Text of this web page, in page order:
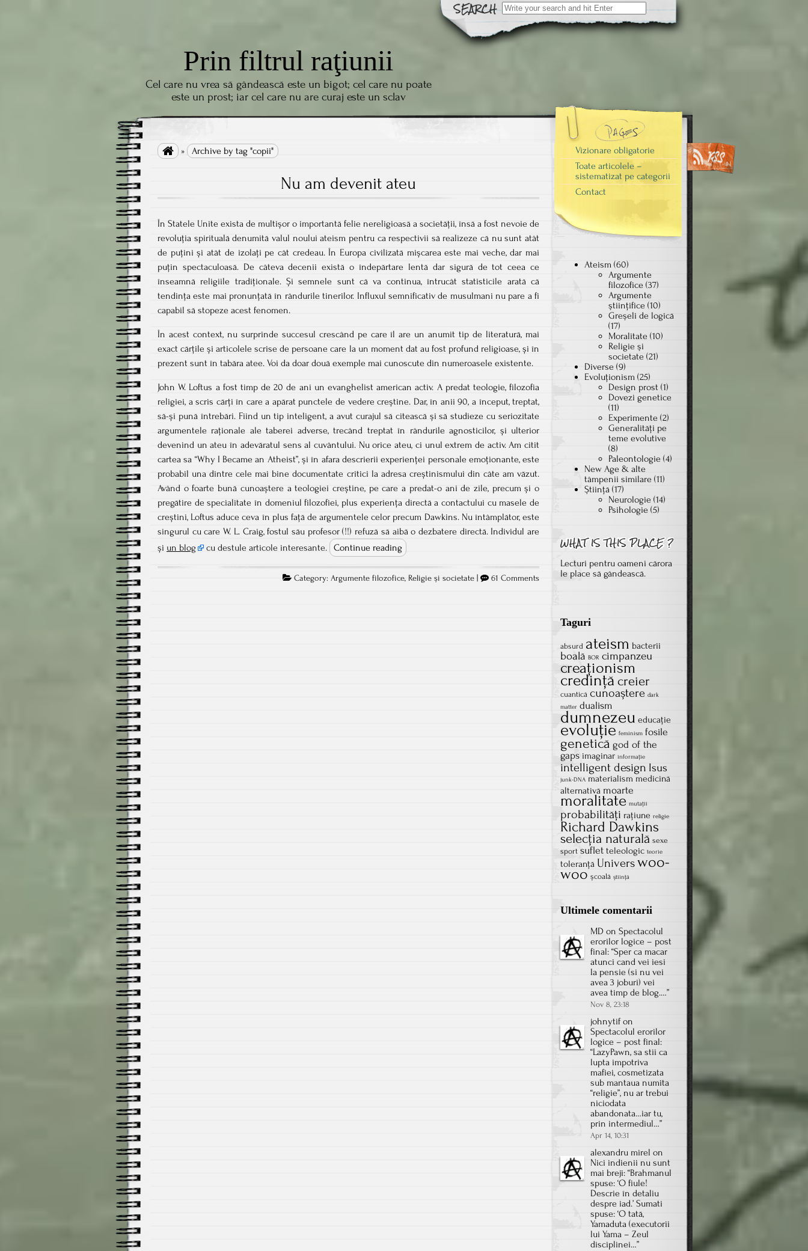
Search
for:
Prin filtrul raţiunii
Cel care nu vrea să gândească este un bigot; cel care nu poate
este un prost; iar cel care nu are curaj este un sclav
 » Archive by tag "copii"
Nu am devenit ateu
În Statele Unite exista de multișor o importantă felie nereligioasă a societății, însă a fost nevoie de
revoluția spirituală denumită valul noului ateism pentru ca respectivii să realizeze că nu sunt atât
de puțini și atât de izolați pe cât credeau. În Europa civilizată mișcarea este mai veche, dar mai
puțin spectaculoasă. De câteva decenii există o îndepărtare lentă dar sigură de tot ceea ce
înseamnă religiile tradiționale. Și semnele sunt că va continua, întrucât statisticile arată că
tendința este mai pronunțată în rândurile tinerilor. Influxul semnificativ de musulmani nu pare a fi
capabil să stopeze acest fenomen.
În acest context, nu surprinde succesul crescând pe care îl are un anumit tip de literatură, mai
exact cărțile și articolele scrise de persoane care la un moment dat au fost profund religioase, și în
prezent sunt în tabăra atee. Voi da doar două exemple mai cunoscute din numeroasele existente.
John W. Loftus a fost timp de 20 de ani un evanghelist american activ. A predat teologie, filozofia
religiei, a scris cărți în care a apărat punctele de vedere creștine. Dar, în anii 90, a început, treptat,
să-și pună întrebări. Fiind un tip inteligent, a avut curajul să citească și să studieze cu seriozitate
argumentele raționale ale taberei adverse, trecând treptat în rândurile agnosticilor, și ulterior
devenind un ateu în adevăratul sens al cuvântului. Nu orice ateu, ci unul extrem de activ. Am citit
cartea sa “Why I Became an Atheist”, și în afara descrierii experienței personale emoționante, este
probabil una dintre cele mai bine documentate critici la adresa creștinismului din câte am văzut.
Având o foarte bună cunoaștere a teologiei creștine, pe care a predat-o ani de zile, precum și o
pregătire de specialitate în domeniul filozofiei, plus experiența directă a contactului cu masele de
creștini, Loftus aduce ceva în plus față de argumentele celor precum Dawkins. Nu întâmplător, este
singurul cu care W. L. Craig, fostul său profesor (!!) refuză să aibă o dezbatere directă. Individul are
și un blog cu destule articole interesante. Continue reading
Category:Argumente filozofice, Religie şi societate | 61 Commentson
devenit
Vizionare obligatorie
Toate articolele –
sistematizat pe categorii
Contact
Ateism (60)
Argumente
filozofice (37)
Argumente
ştiinţifice (10)
Greşeli de logică
(17)
Moralitate (10)
Religie şi
societate (21)
Diverse (9)
Evoluţionism (25)
Design prost (1)
Dovezi genetice
(11)
Experimente (2)
Generalităţi pe
teme evolutive
(8)
Paleontologie (4)
New Age & alte
tâmpenii similare (11)
Ştiinţă (17)
Neurologie (14)
Psihologie (5)
Lecturi pentru oameni cărora
le place să gândească.
Taguri
absurd ateism bacterii
boală BOR cimpanzeu
creaţionism
credinţă creier
cuantică cunoaștere dark
matter dualism
dumnezeu educație
evoluţie feminism fosile
genetică god of the
gaps imaginar informație
intelligent design Isus
junk-DNA materialism medicină
alternativă moarte
moralitate mutații
probabilităţi rațiune religie
Richard Dawkins
selecţia naturală sexe
sport suflet teleologic teorie
toleranţă Universwoo-
woo școală știință
Ultimele comentarii
MD on Spectacolul
erorilor logice – post
final: “Sper ca macar
atunci cand vei iesi
la pensie (si nu vei
avea 3 joburi) vei
avea timp de blog.…”
Nov 8, 23:18
johnytifon
Spectacolul erorilor
logice – post final:
“LazyPawn, sa stii ca
lupta impotriva
mafiei, cosmetizata
sub mantaua numita
“religie”, nu ar trebui
niciodata
abandonata…iar tu,
prin intermediul…”
Apr 14, 10:31
alexandru mirel on
Nici indienii nu sunt
mai breji: “Brahmanul
spuse: ‘O fiule!
Descrie în detaliu
despre iad.’ Sumati
spuse: ‘O tată,
Yamaduta (executorii
lui Yama – Zeul
disciplinei…”